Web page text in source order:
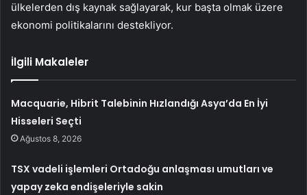
ülkelerden dış kaynak sağlayarak, kur başta olmak üzere
ekonomi politikalarını destekliyor.
İlgili Makaleler
Macquarie, Hibrit Talebinin Hızlandığı Asya’da En İyi
Hisseleri Seçti
Ağustos 8, 2026
TSX vadeli işlemleri Ortadoğu anlaşması umutları ve
yapay zeka endişeleriyle sakin